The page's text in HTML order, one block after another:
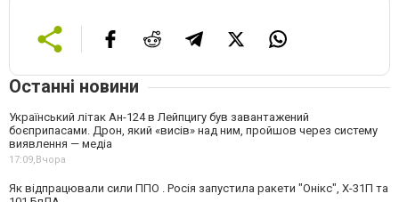
Останні новини
Український літак Ан-124 в Лейпцигу був завантажений
боєприпасами. Дрон, який «висів» над ним, пройшов через систему
виявлення — медіа
17:09,Вчора
Як відпрацювали сили ППО . Росія запустила ракети "Онікс", Х-31П та